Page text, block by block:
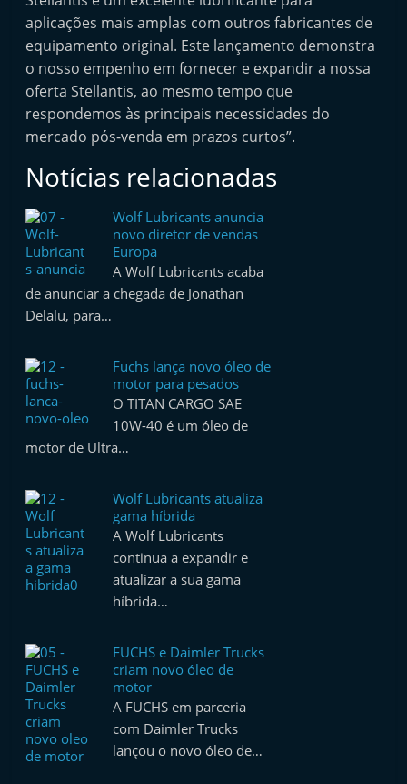
l
e
P
o
r
u
g
a
l
aplicações mais amplas com outros fabricantes de
equipamento original. Este lançamento demonstra
o nosso empenho em fornecer e expandir a nossa
oferta Stellantis, ao mesmo tempo que
respondemos às principais necessidades do
mercado pós-venda em prazos curtos”.
Notícias relacionadas
Wolf Lubricants anuncia
novo diretor de vendas
Europa
A Wolf Lubricants acaba
de anunciar a chegada de Jonathan
Delalu, para…
Fuchs lança novo óleo de
motor para pesados
O TITAN CARGO SAE
10W-40 é um óleo de
motor de Ultra…
Wolf Lubricants atualiza
gama híbrida
A Wolf Lubricants
continua a expandir e
atualizar a sua gama
híbrida…
FUCHS e Daimler Trucks
criam novo óleo de
motor
A FUCHS em parceria
com Daimler Trucks
lançou o novo óleo de…